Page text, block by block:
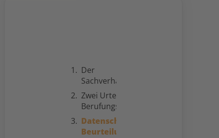
Der
Sachverhalt
Zwei Urteile und
Berufungsverfahren
Datenschutzrechtliche
Beurteilung